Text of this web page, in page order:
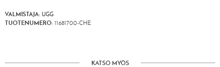
VALMISTAJA: UGG
TUOTENUMERO: 11681700-CHE
KATSO MYÖS